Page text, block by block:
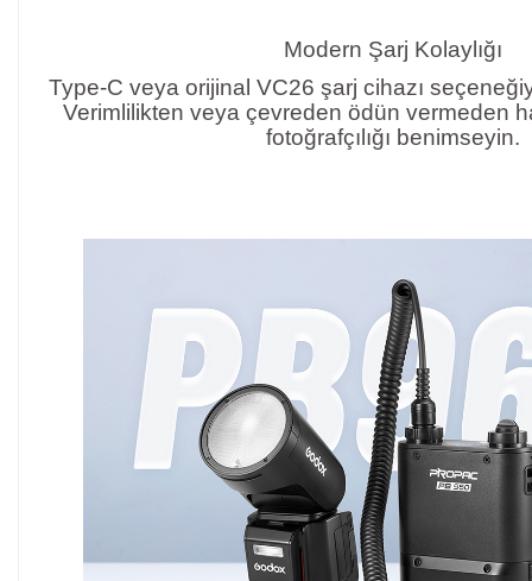
Modern Şarj Kolaylığı
Type-C veya orijinal VC26 şarj cihazı
Verimlilikten veya çevreden ödün vermeden
fotoğrafçılığı benimseyin.